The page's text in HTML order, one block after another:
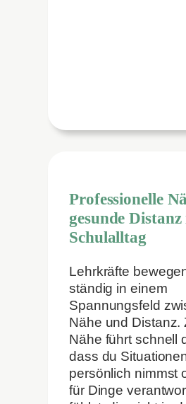
Professionelle
gesunde Distanz
Schulalltag
Lehrkräfte
ständig in einem
Spannungsfeld
Nähe und Distanz.
Nähe führt schnell
dass du
persönlich nimmst
für Dinge